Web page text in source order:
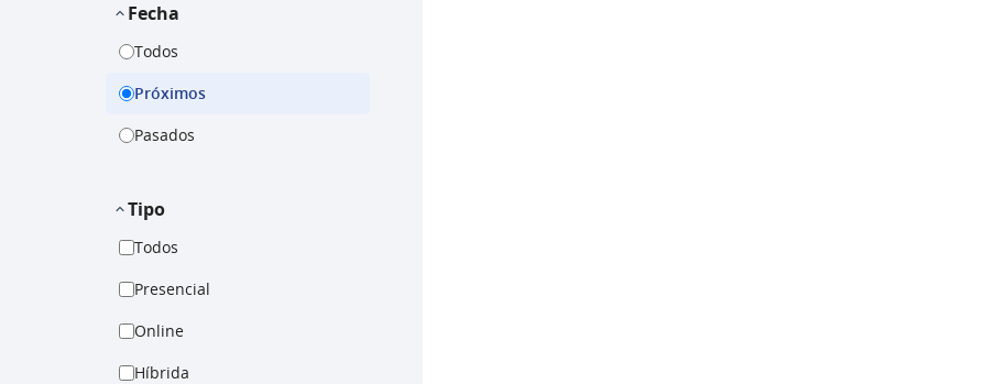
Fecha
Todos
Próximos
Pasados
Tipo
Todos
Presencial
Online
Híbrida